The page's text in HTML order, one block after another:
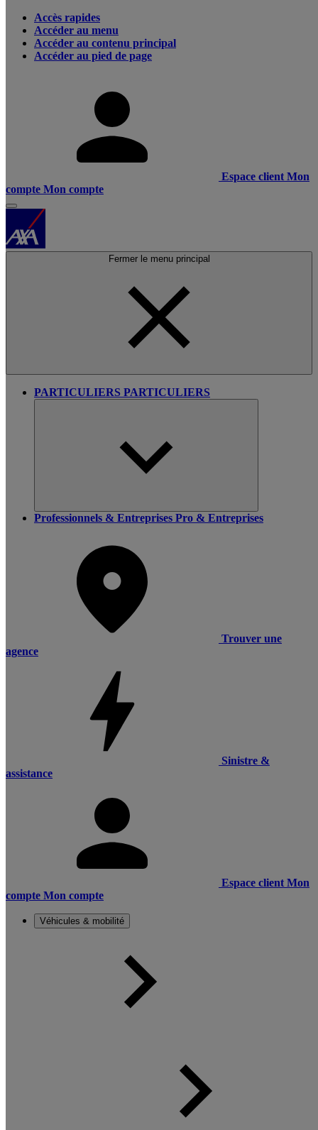
Accès rapides
Accéder au menu
Accéder au contenu principal
Accéder au pied de page
Espace client Mon
compte Mon compte
Fermer le menu principal
PARTICULIERS PARTICULIERS
Professionnels & Entreprises Pro & Entreprises
Trouver une
agence
Sinistre &
assistance
Espace client Mon
compte Mon compte
Véhicules & mobilité